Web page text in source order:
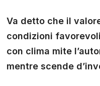
Va detto che il
condizioni
con clima mite
mentre scende